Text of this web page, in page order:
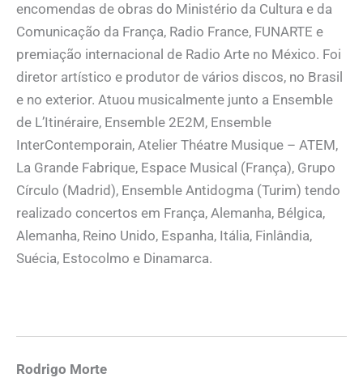
encomendas de obras do Ministério da Cultura e da
Comunicação da França, Radio France, FUNARTE e
premiação internacional de Radio Arte no México. Foi
diretor artístico e produtor de vários discos, no Brasil
e no exterior. Atuou musicalmente junto a Ensemble
de L’Itinéraire, Ensemble 2E2M, Ensemble
InterContemporain, Atelier Théatre Musique – ATEM,
La Grande Fabrique, Espace Musical (França), Grupo
Círculo (Madrid), Ensemble Antidogma (Turim) tendo
realizado concertos em França, Alemanha, Bélgica,
Alemanha, Reino Unido, Espanha, Itália, Finlândia,
Suécia, Estocolmo e Dinamarca.
Rodrigo Morte